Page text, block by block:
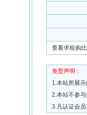
查看求租购
免责声明：
1.本站所展
2.本站不参
3.凡认证会